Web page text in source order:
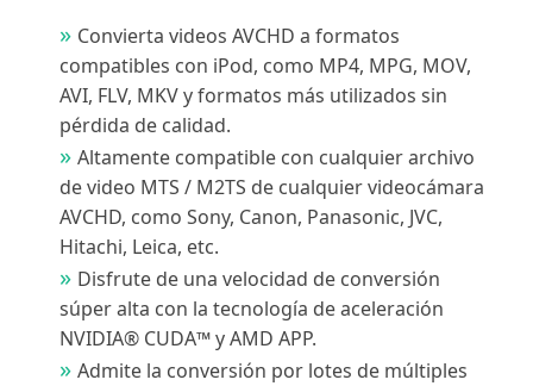
Convierta videos AVCHD a formatos
compatibles con iPod, como MP4, MPG, MOV,
AVI, FLV, MKV y formatos más utilizados sin
pérdida de calidad.
Altamente compatible con cualquier archivo
de video MTS / M2TS de cualquier videocámara
AVCHD, como Sony, Canon, Panasonic, JVC,
Hitachi, Leica, etc.
Disfrute de una velocidad de conversión
súper alta con la tecnología de aceleración
NVIDIA® CUDA™ y AMD APP.
Admite la conversión por lotes de múltiples